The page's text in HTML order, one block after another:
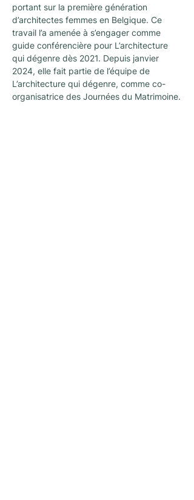
portant sur la première génération
d’architectes femmes en Belgique. Ce
travail l’a amenée à s’engager comme
guide conférencière pour L’architecture
qui dégenre dès 2021. Depuis janvier
2024, elle fait partie de l’équipe de
L’architecture qui dégenre, comme co-
organisatrice des Journées du Matrimoine.